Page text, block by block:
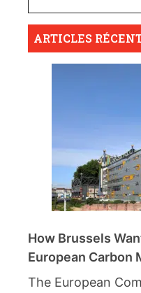
ARTICLES
How Brussels
European Carbon
The European